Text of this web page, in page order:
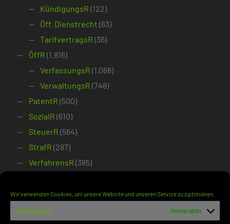
Wir verwenden Cookies, um unsere Website und unseren Service zu optimieren.
Funktional Immer aktiv
KündigungsR (122)
Öff. Dienstrecht (63)
TarifvertragsR (36)
ÖffR (1.816)
VerfassungsR (1.068)
VerwaltungsR (748)
PatentR (500)
SozialR (610)
SteuerR (564)
StrafR (287)
VerfahrensR (385)
Bank- und WertpapierR(56)
DeliktsR